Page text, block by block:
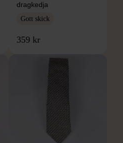
dragkedja
Gott skick
359 kr